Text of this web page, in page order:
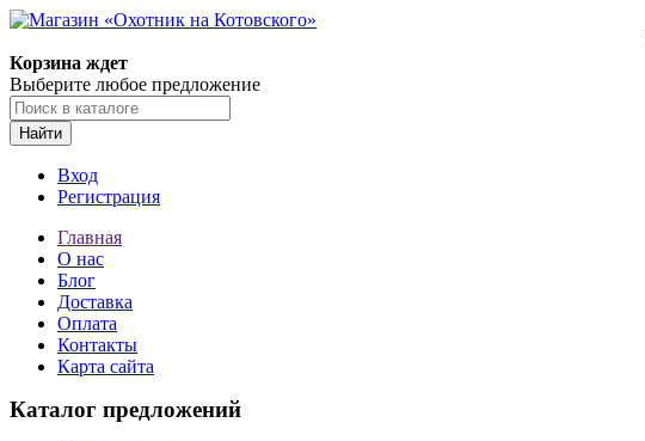
Корзина ждет
Выберите любое предложение
Найти
Вход
Регистрация
Главная
О нас
Блог
Доставка
Оплата
Контакты
Карта сайта
Каталог предложений